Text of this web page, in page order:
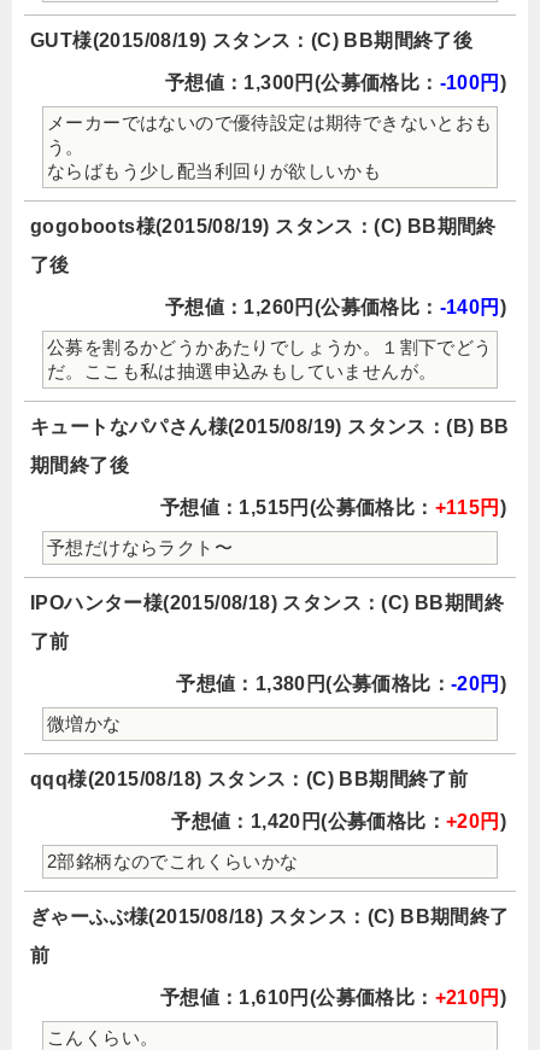
GUT様(2015/08/19) スタンス：(C) BB期間終了後
予想値：1,300円(公募価格比： -100円 )
メーカーではないので優待設定は期待できないとおも
う。
ならばもう少し配当利回りが欲しいかも
gogoboots様(2015/08/19) スタンス：(C) BB期間終
了後
予想値：1,260円(公募価格比： -140円 )
公募を割るかどうかあたりでしょうか。１割下でどう
だ。ここも私は抽選申込みもしていませんが。
キュートなパパさん様(2015/08/19) スタンス：(B) BB
期間終了後
予想値：1,515円(公募価格比： +115円 )
予想だけならラクト〜
IPOハンター様(2015/08/18) スタンス：(C) BB期間終
了前
予想値：1,380円(公募価格比： -20円 )
微増かな
qqq様(2015/08/18) スタンス：(C) BB期間終了前
予想値：1,420円(公募価格比： +20円 )
2部銘柄なのでこれくらいかな
ぎゃーふぶ様(2015/08/18) スタンス：(C) BB期間終了
前
予想値：1,610円(公募価格比： +210円 )
こんくらい。